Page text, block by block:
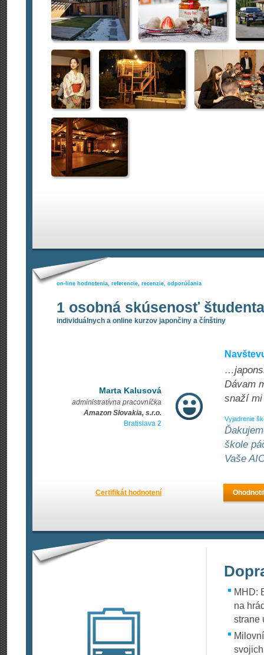
on-line hodnotenia, referencie, recenzie, odporúčania
1 osobná skúsenosť študenta
individuálnych a online kurzov japončiny a čínštiny
Marta Kalusová
administratívna pracovníčka
Amazon Slovakia, s.r.o.
Bratislava 2
Dávam
snaží
Vyjadrenie
škole
Vaše
Certifikát hodnotení
MHD:
na
strane